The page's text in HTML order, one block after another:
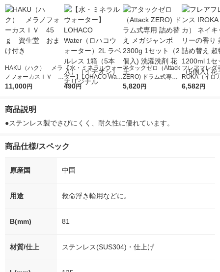
HAKU（ハク） メラ
ノフォーカスＩＶ 4
5ｇ 資生堂 おまけ
11,000円
【水・ミネラルウォー
ター】LOHACO Wate
r（ロハコウォータ
490円
アタックゼロ（Attack
ZERO) ドラム式専用
詰め替え メガジャン
5,820円
フレアフレグ
ROKA（イロ
イキッドリリ
6,582円
商品説明
●ステンレス製でさびにくく、耐久性に優れています。
商品仕様/スペック
原産国 中国
用途 救命浮き輪用などに。
B(mm) 81
材質/仕上 ステンレス(SUS304)・仕上げ